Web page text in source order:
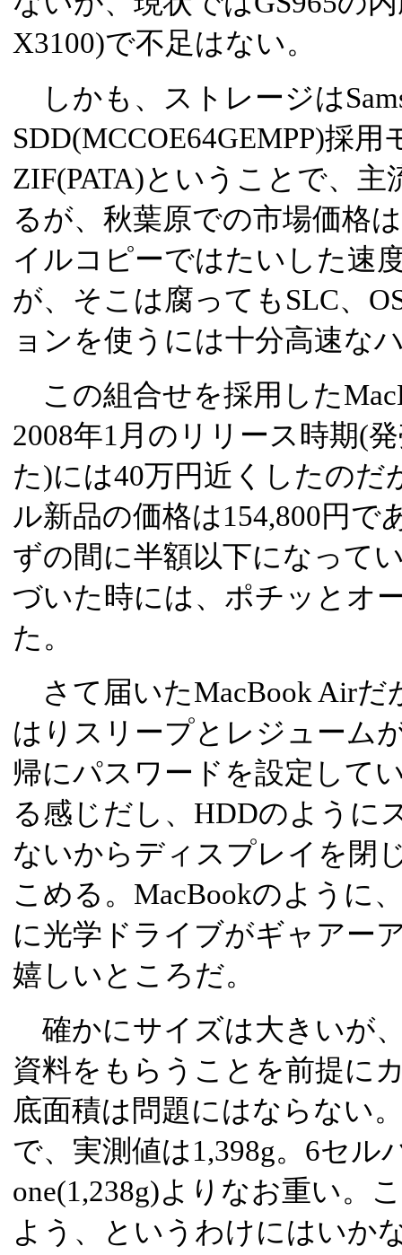
X3100)で不足はない。
しかも、ストレージは
SDD(MCCOE64GEMPP)採
ZIF(PATA)ということで、
るが、秋葉原での市場価格
イルコピーではたいした速
が、そこは腐ってもSLC、
ョンを使うには十分高速な
この組合せを採用した
2008年1月のリリース時期(
た)には40万円近くしたのだ
ル新品の価格は154,800円で
ずの間に半額以下になって
づいた時には、ポチッとオ
た。
さて届いたMacBook Airだ
はりスリープとレジューム
帰にパスワードを設定して
る感じだし、HDDのように
ないからディスプレイを閉
こめる。MacBookのように
に光学ドライブがギャアー
嬉しいところだ。
確かにサイズは大きいが
資料をもらうことを前提に
底面積は問題にはならない
で、実測値は1,398g。6セル
one(1,238g)よりなお重い。
よう、というわけにはいか